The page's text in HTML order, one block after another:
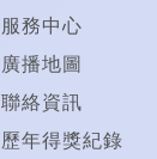
服務中心
廣播地圖
聯絡資訊
歷年得獎紀錄